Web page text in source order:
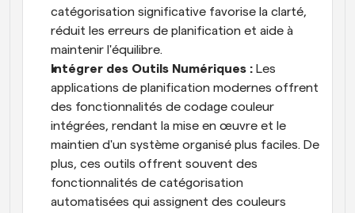
catégorisation significative favorise la clarté,
réduit les erreurs de planification et aide à
maintenir l'équilibre.
Intégrer des Outils Numériques : Les
applications de planification modernes offrent
des fonctionnalités de codage couleur
intégrées, rendant la mise en œuvre et le
maintien d'un système organisé plus faciles. De
plus, ces outils offrent souvent des
fonctionnalités de catégorisation
automatisées qui assignent des couleurs